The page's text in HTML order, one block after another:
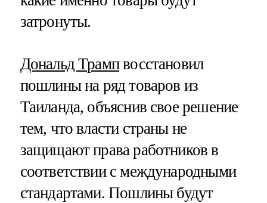
затронуты.
Дональд Трампвосстановил
пошлины на ряд товаров из
Таиланда, объяснив свое решение
тем, что власти страны не
защищают права работников в
соответствии с международными
стандартами. Пошлины будут